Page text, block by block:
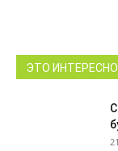
ЭТО ИНТЕРЕСНО